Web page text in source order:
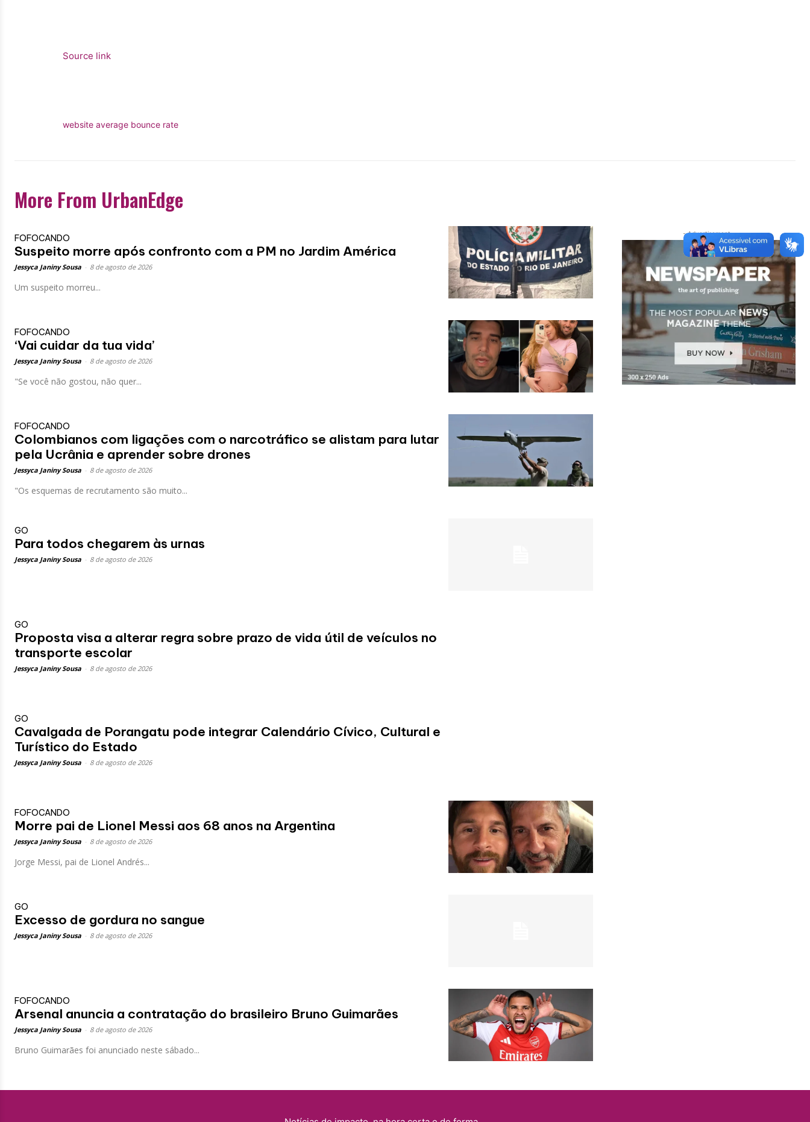
Source link
website average bounce rate
More From UrbanEdge
FOFOCANDO
Suspeito morre após confronto com a PM no Jardim América
Jessyca Janiny Sousa 8 de agosto de 2026
Um suspeito morreu...
FOFOCANDO
‘Vai cuidar da tua vida’
Jessyca Janiny Sousa 8 de agosto de 2026
"Se você não gostou, não quer...
FOFOCANDO
Colombianos com ligações com o narcotráfico se alistam para lutar
pela Ucrânia e aprender sobre drones
Jessyca Janiny Sousa 8 de agosto de 2026
"Os esquemas de recrutamento são muito...
GO
Para todos chegarem às urnas
Jessyca Janiny Sousa 8 de agosto de 2026
GO
Proposta visa a alterar regra sobre prazo de vida útil de veículos no
transporte escolar
Jessyca Janiny Sousa 8 de agosto de 2026
GO
Cavalgada de Porangatu pode integrar Calendário Cívico, Cultural e
Turístico do Estado
Jessyca Janiny Sousa 8 de agosto de 2026
FOFOCANDO
Morre pai de Lionel Messi aos 68 anos na Argentina
Jessyca Janiny Sousa 8 de agosto de 2026
Jorge Messi, pai de Lionel Andrés...
GO
Excesso de gordura no sangue
Jessyca Janiny Sousa 8 de agosto de 2026
FOFOCANDO
Arsenal anuncia a contratação do brasileiro Bruno Guimarães
Jessyca Janiny Sousa 8 de agosto de 2026
Bruno Guimarães foi anunciado neste sábado...
- Advertisement -